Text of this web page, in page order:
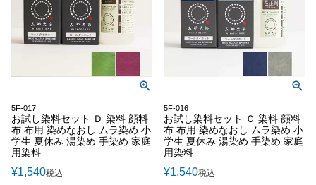
5F-017
お試し染料セット Ｄ 染料 顔料
布 布用 染めなおし ムラ染め 小
学生 夏休み 湯染め 手染め 家庭
用染料
¥1,540税込
5F-016
お試し染料セット Ｃ 染料 顔料
布 布用 染めなおし ムラ染め 小
学生 夏休み 湯染め 手染め 家庭
用染料
¥1,540税込